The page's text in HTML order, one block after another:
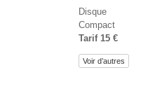
Disque
Compact
Tarif 15 €
Voir d’autres